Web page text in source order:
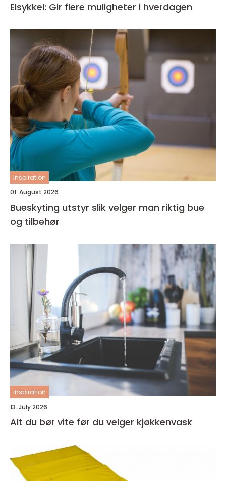
Elsykkel: Gir flere muligheter i hverdagen
inspiration
01. August 2026
Bueskyting utstyr slik velger man riktig bue
og tilbehør
inspiration
13. July 2026
Alt du bør vite før du velger kjøkkenvask